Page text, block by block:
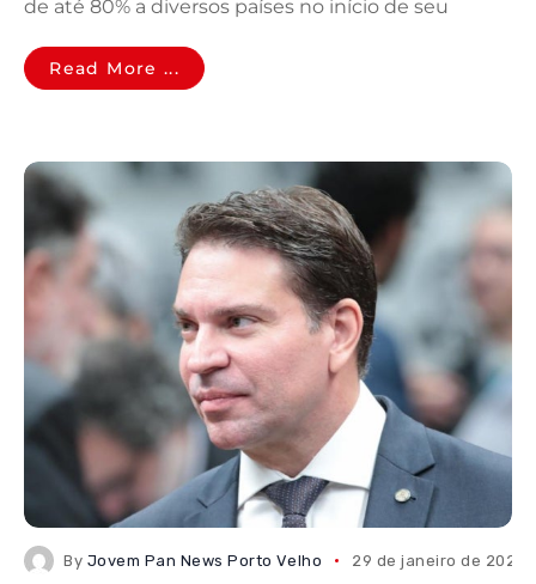
de até 80% a diversos países no início de seu
Read More ...
By Jovem Pan News Porto Velho 29 de janeiro de 2026